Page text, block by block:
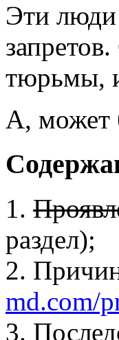
Эти люди
тюрьмы,
А, может
1.
раздел);
2.
md.com/
3.